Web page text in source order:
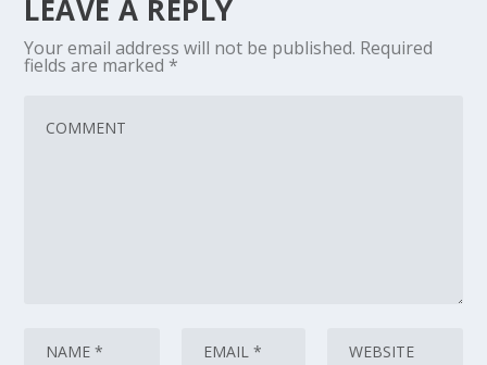
LEAVE A REPLY
Your email address will not be published. Required
fields are marked *